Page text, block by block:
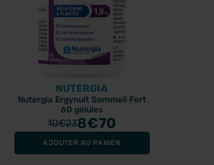
NUTERGIA
Nutergia Ergynuit Sommeil Fort
60 gélules
10€238€70
AJOUTER AU PANIER